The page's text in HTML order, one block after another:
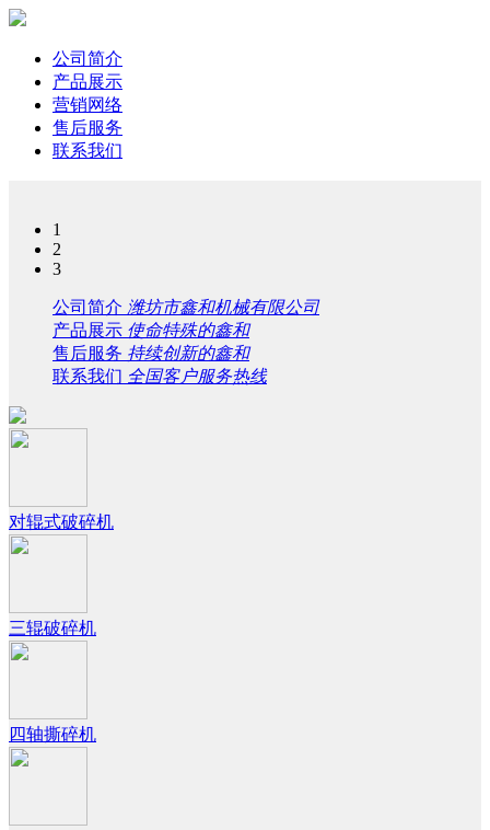
公司简介
产品展示
营销网络
售后服务
联系我们
1
2
3
公司简介 潍坊市鑫和机械有限公司
产品展示 使命特殊的鑫和
售后服务 持续创新的鑫和
联系我们 全国客户服务热线
对辊式破碎机
三辊破碎机
四轴撕碎机